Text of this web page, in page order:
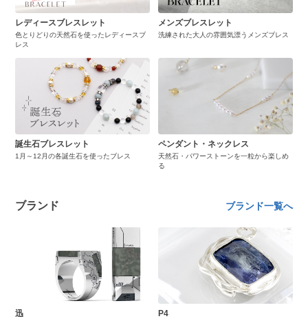
レディースブレスレット
色とりどりの天然石を使ったレディースブ
レス
メンズブレスレット
洗練された大人の雰囲気漂うメンズブレス
誕生石ブレスレット
1月～12月の各誕生石を使ったブレス
ペンダント・ネックレス
天然石・パワーストーンを一粒から楽しめ
る
ブランド ブランド一覧へ
迅 P4